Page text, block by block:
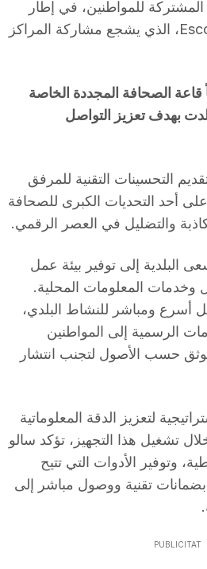
للمواطنين، في إطار
برنامج Escoles Reus 2030، الذي يشجع مشاركة المراكز
قاعة الصحافة المجددة الخاصة
بهدف تعزيز التواصل
التحسينات التقنية للمرفق
أحد التحديات الكبرى للصحافة
والتضليل في العصر الرقمي.
البلدية إلى توفير بيئة عمل
وخدمات المعلومات المحلية.
أسرع ومباشر للنشاط البلدي،
الرسمية إلى المواطنين
حسب الأصول لتجنب انتشار
لتعزيز الدقة المعلوماتية
تشغيل هذا التجهيز، تؤكد سالو
وتوفير الأدوات التي تتيح
تقنية ووصول مباشر إلى
PUBLICITAT